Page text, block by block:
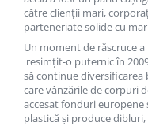
Aplice si plafoniere
Lustre si pendule
Spoturi
Accesorii corpuri de
Lampi de veghe copii
către clienţii mari,
parteneriate solide cu
Un moment de răscruce
resimţit-o puternic în
să continue diversificarea
care vânzările de corpuri
accesat fonduri europene
plastică şi produce